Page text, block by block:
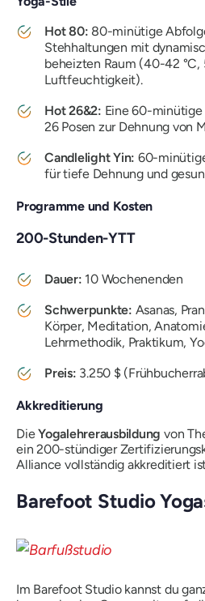
Hot 80: 80-minütige
Stehhaltungen mit
beheizten Raum (40-42 °C,
Luftfeuchtigkeit).
Hot 26&2: Eine 60-minütige
26 Posen zur Dehnung von
Candlelight Yin: 60-
für tiefe Dehnung und
Programme und Kosten
200-Stunden-YTT
Dauer: 10 Wochenenden
Schwerpunkte: Asanas,
Körper, Meditation,
Lehrmethodik, Praktikum,
Preis: 3.250 $
Akkreditierung
DieYogalehrerausbildung von
ein 200-stündiger
Alliance vollständig akkreditiert
Barefoot Studio
Im Barefoot Studio kannst du